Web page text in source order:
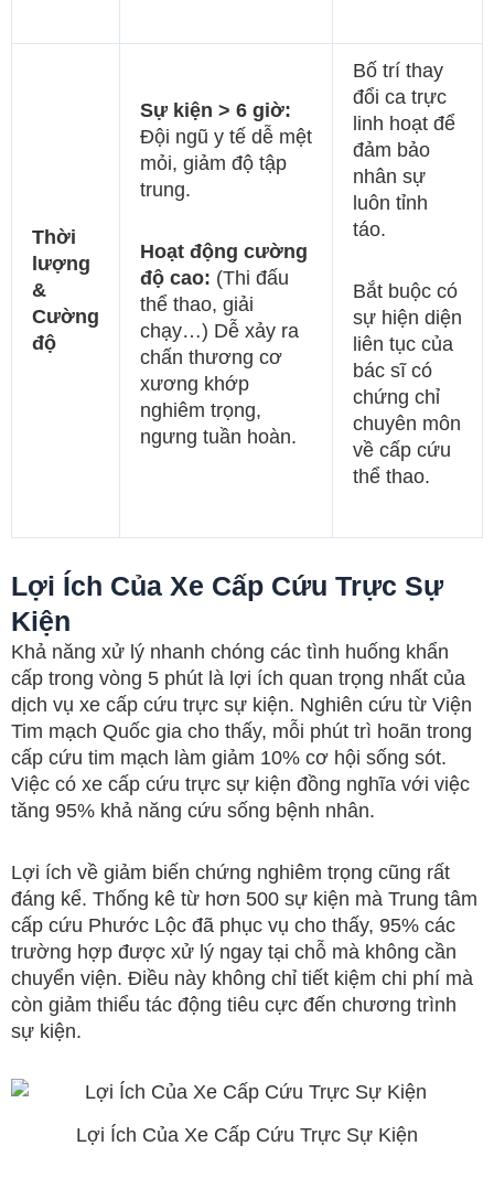
Thời
lượng
&
Cường
độ
Sự kiện > 6 giờ:
Đội ngũ y tế dễ mệt
mỏi, giảm độ tập
trung.
Hoạt động cường
độ cao: (Thi đấu
thể thao, giải
chạy…) Dễ xảy ra
chấn thương cơ
xương khớp
nghiêm trọng,
ngưng tuần hoàn.
Bố trí thay
đổi ca trực
linh hoạt để
đảm bảo
nhân sự
luôn tỉnh
táo.
Bắt buộc có
sự hiện diện
liên tục của
bác sĩ có
chứng chỉ
chuyên môn
về cấp cứu
thể thao.
Lợi Ích Của Xe Cấp Cứu Trực Sự
Kiện
Khả năng xử lý nhanh chóng các tình huống khẩn
cấp trong vòng 5 phút là lợi ích quan trọng nhất của
dịch vụ xe cấp cứu trực sự kiện. Nghiên cứu từ Viện
Tim mạch Quốc gia cho thấy, mỗi phút trì hoãn trong
cấp cứu tim mạch làm giảm 10% cơ hội sống sót.
Việc có xe cấp cứu trực sự kiện đồng nghĩa với việc
tăng 95% khả năng cứu sống bệnh nhân.
Lợi ích về giảm biến chứng nghiêm trọng cũng rất
đáng kể. Thống kê từ hơn 500 sự kiện mà Trung tâm
cấp cứu Phước Lộc đã phục vụ cho thấy, 95% các
trường hợp được xử lý ngay tại chỗ mà không cần
chuyển viện. Điều này không chỉ tiết kiệm chi phí mà
còn giảm thiểu tác động tiêu cực đến chương trình
sự kiện.
Lợi Ích Của Xe Cấp Cứu Trực Sự Kiện